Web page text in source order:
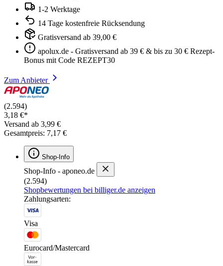
1-2 Werktage
14 Tage kostenfreie Rücksendung
Gratisversand ab 39,00 €
apolux.de - Gratisversand ab 39 € & bis zu 30 € Rezept-
Bonus mit Code REZEPT30
Zum Anbieter
(2.594)
3,18 €*
Versand ab 3,99 €
Gesamtpreis: 7,17 €
Shop-Info
Shop-Info - aponeo.de
(2.594)
Shopbewertungen bei billiger.de anzeigen
Zahlungsarten:
Visa
Eurocard/Mastercard